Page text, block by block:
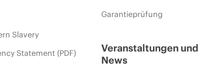
Slavery
Statement (PDF)
Garantieprüfung
Veranstaltungen und
News